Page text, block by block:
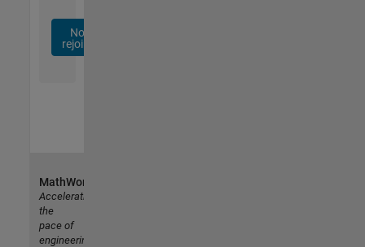
Nous
rejoindre
MathWorks
Accelerating
the
pace of
engineering